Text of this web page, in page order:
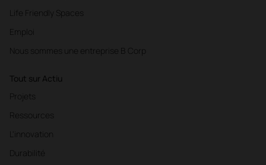
Life Friendly Spaces
Emploi
Nous sommes une entreprise B Corp
Tout sur Actiu
Projets
Ressources
L'innovation
Durabilité